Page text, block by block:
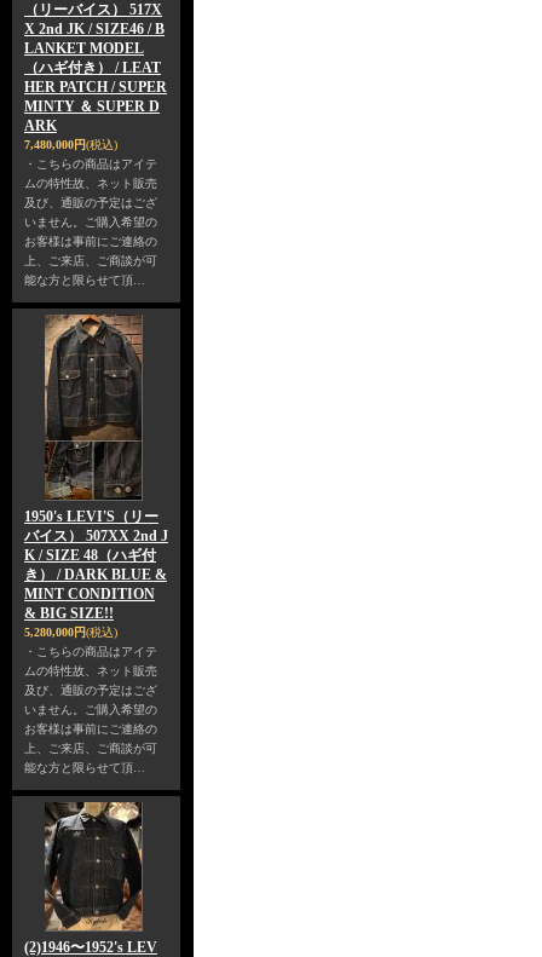
（リーバイス） 517X
X 2nd JK / SIZE46 / B
LANKET MODEL
（ハギ付き） / LEAT
HER PATCH / SUPER
MINTY ＆ SUPER D
ARK
7,480,000円(税込)
・こちらの商品はアイテ
ムの特性故、ネット販売
及び、通販の予定はござ
いません。ご購入希望の
お客様は事前にご連絡の
上、ご来店、ご商談が可
能な方と限らせて頂…
1950's LEVI'S（リー
バイス） 507XX 2nd J
K / SIZE 48（ハギ付
き） / DARK BLUE &
MINT CONDITION
& BIG SIZE!!
5,280,000円(税込)
・こちらの商品はアイテ
ムの特性故、ネット販売
及び、通販の予定はござ
いません。ご購入希望の
お客様は事前にご連絡の
上、ご来店、ご商談が可
能な方と限らせて頂…
(2)1946〜1952's LEV